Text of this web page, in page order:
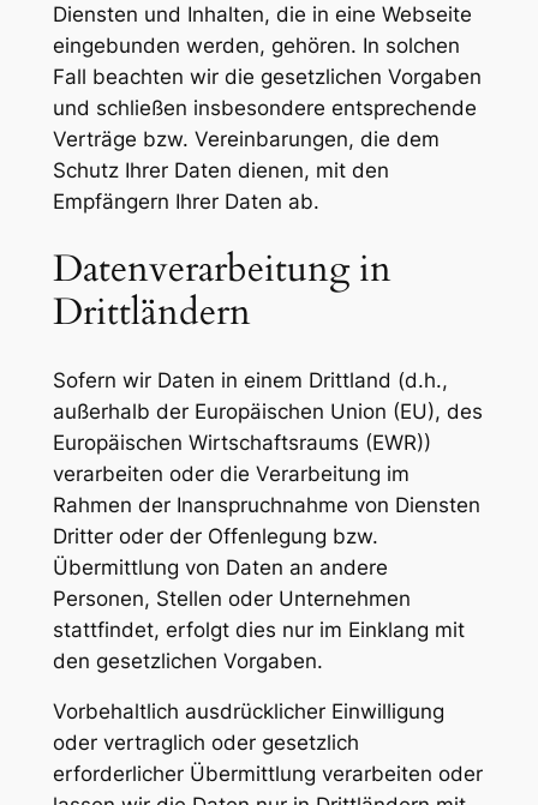
Diensten und Inhalten, die in eine Webseite
eingebunden werden, gehören. In solchen
Fall beachten wir die gesetzlichen Vorgaben
und schließen insbesondere entsprechende
Verträge bzw. Vereinbarungen, die dem
Schutz Ihrer Daten dienen, mit den
Empfängern Ihrer Daten ab.
Datenverarbeitung in
Drittländern
Sofern wir Daten in einem Drittland (d.h.,
außerhalb der Europäischen Union (EU), des
Europäischen Wirtschaftsraums (EWR))
verarbeiten oder die Verarbeitung im
Rahmen der Inanspruchnahme von Diensten
Dritter oder der Offenlegung bzw.
Übermittlung von Daten an andere
Personen, Stellen oder Unternehmen
stattfindet, erfolgt dies nur im Einklang mit
den gesetzlichen Vorgaben.
Vorbehaltlich ausdrücklicher Einwilligung
oder vertraglich oder gesetzlich
erforderlicher Übermittlung verarbeiten oder